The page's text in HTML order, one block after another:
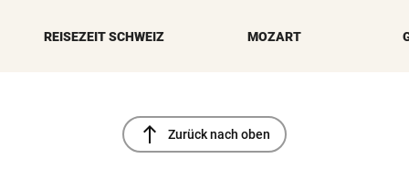
REISEZEIT SCHWEIZ MOZART
north Zurück nach oben